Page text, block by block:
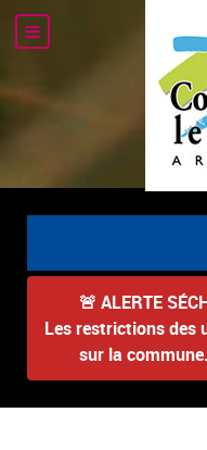
🚨 ALERTE
Les restrictions des
sur la commune.